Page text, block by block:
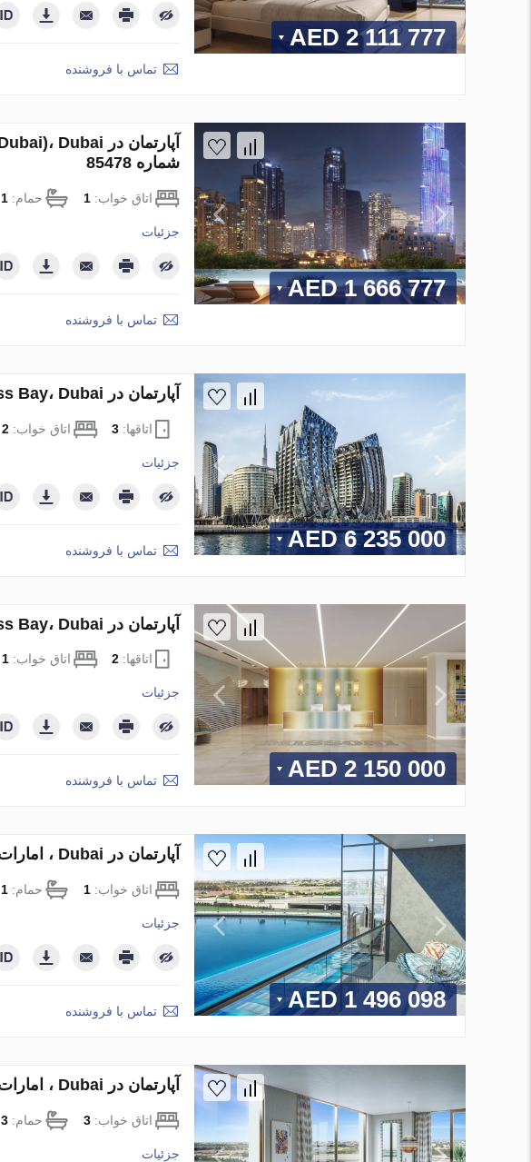
2 111 777 AED
تماس با فروشنده
1 666 777 AED
شماره 85478
اتاق خواب:1 حمام:1
جزئیات
تماس با فروشنده
6 235 000 AED
آپارتمان در Business Bay، Dubai ، امارات متحده عربی 2 خوابه ، 2023 متر مربع. شماره 126691
اتاقها:3 اتاق خواب:2
جزئیات
تماس با فروشنده
2 150 000 AED
آپارتمان در Business Bay، Dubai ، امارات متحده عربی 1 خوابه ، 974 متر مربع. شماره 130685
اتاقها:2 اتاق خواب:1
جزئیات
تماس با فروشنده
1 496 098 AED
آپارتمان در Dubai ، امارات متحده عربی 1 خوابه ، 70.14 متر مربع. شماره 201338
اتاق خواب:1 حمام:1
جزئیات
تماس با فروشنده
آپارتمان در Dubai ، امارات متحده عربی 3 خوابه ، 177.35 متر مربع. شماره 201339
اتاق خواب:3 حمام:3
جزئیات